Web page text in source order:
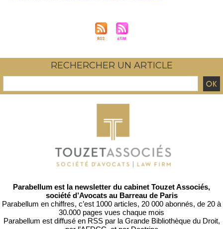
RECHERCHER UN ARTICLE
Parabellum est la newsletter du cabinet Touzet Associés,
société d’Avocats au Barreau de Paris
Parabellum en chiffres, c’est 1000 articles, 20 000 abonnés, de 20 à
30.000 pages vues chaque mois
Parabellum est diffusé en RSS par la Grande Bibliothèque du Droit,